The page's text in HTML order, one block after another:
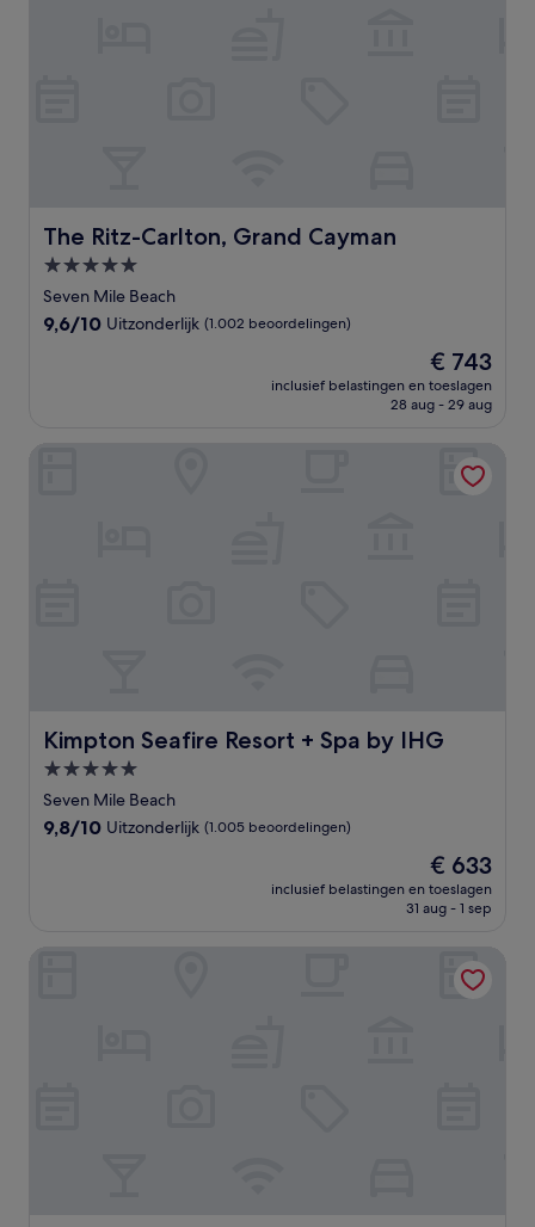
The Ritz-Carlton, Grand Cayman
The Ritz-Carlton, Grand Cayman
5.0-
sterrenaccommodatie
Seven Mile Beach
9.6
9,6/10 Uitzonderlijk (1.002 beoordelingen)
De
prijs
is
€ 743
inclusief belastingen en toeslagen
28 aug - 29 aug
Kimpton Seafire Resort + Spa by IHG
Kimpton Seafire Resort + Spa by IHG
5.0-
sterrenaccommodatie
Seven Mile Beach
9.8
9,8/10 Uitzonderlijk (1.005 beoordelingen)
De
prijs
is
€ 633
inclusief belastingen en toeslagen
31 aug - 1 sep